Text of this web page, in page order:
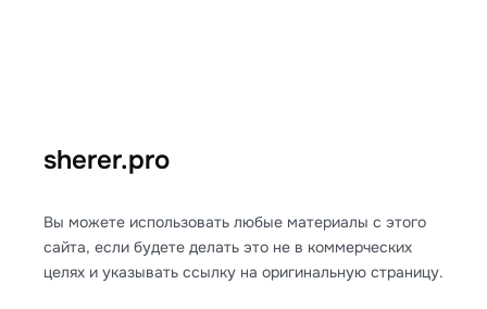
sherer.pro
Вы можете использовать любые материалы с этого
сайта, если будете делать это не в коммерческих
целях и указывать ссылку на оригинальную страницу.